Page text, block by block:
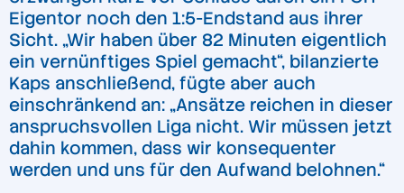
Eigentor noch den 1:5-Endstand aus ihrer
Sicht. „Wir haben über 82 Minuten eigentlich
ein vernünftiges Spiel gemacht“, bilanzierte
Kaps anschließend, fügte aber auch
einschränkend an: „Ansätze reichen in dieser
anspruchsvollen Liga nicht. Wir müssen jetzt
dahin kommen, dass wir konsequenter
werden und uns für den Aufwand belohnen.“